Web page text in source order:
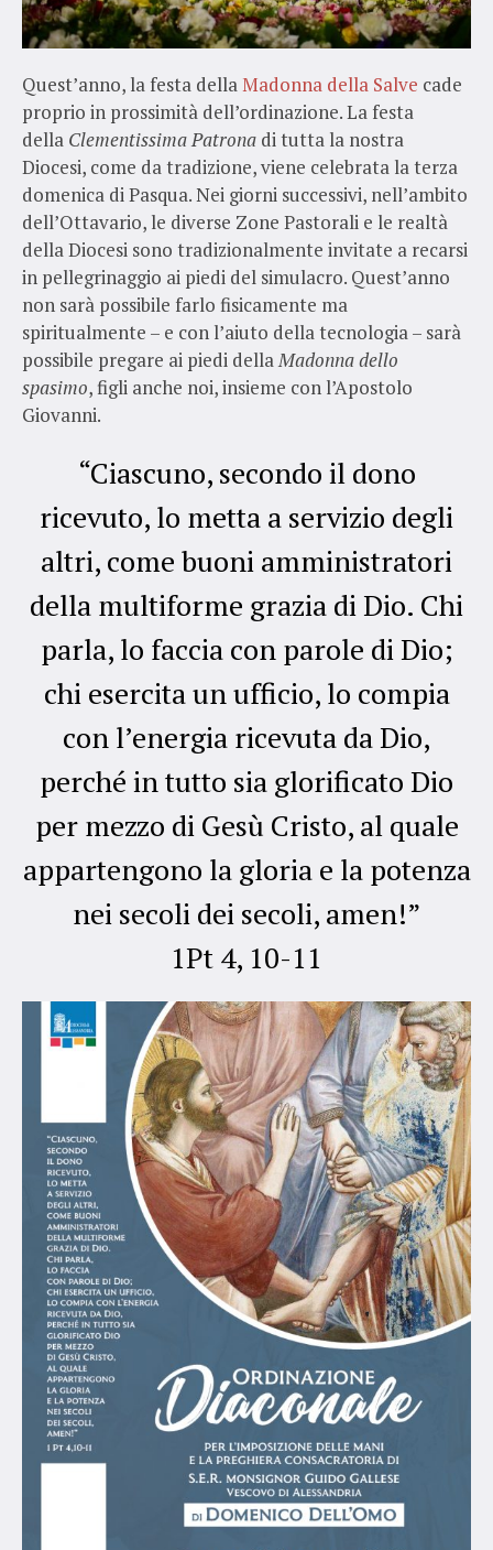
Quest’anno, la festa dellaMadonna della Salve cade
proprio in prossimità dell’ordinazione. La festa
della Clementissima Patrona di tutta la nostra
Diocesi, come da tradizione, viene celebrata la terza
domenica di Pasqua. Nei giorni successivi, nell’ambito
dell’Ottavario, le diverse Zone Pastorali e le realtà
della Diocesi sono tradizionalmente invitate a recarsi
in pellegrinaggio ai piedi del simulacro. Quest’anno
non sarà possibile farlo fisicamente ma
spiritualmente – e con l’aiuto della tecnologia – sarà
possibile pregare ai piedi dellaMadonna dello
spasimo, figli anche noi, insieme con l’Apostolo
Giovanni.
“Ciascuno, secondo il dono
ricevuto, lo metta a servizio degli
altri, come buoni amministratori
della multiforme grazia di Dio. Chi
parla, lo faccia con parole di Dio;
chi esercita un ufficio, lo compia
con l’energia ricevuta da Dio,
perché in tutto sia glorificato Dio
per mezzo di Gesù Cristo, al quale
appartengono la gloria e la potenza
nei secoli dei secoli, amen!”
1Pt 4, 10-11